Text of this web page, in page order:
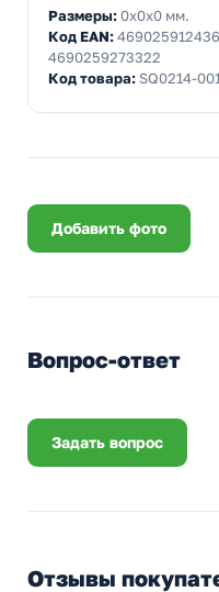
Размеры:0x0x0 мм.
Код EAN:
4690259273322
Код товара: SQ0214-
Добавить фото
Вопрос-ответ
Задать вопрос
Отзывы